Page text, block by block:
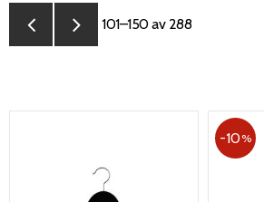
101–150av 288
Välj sortering
10%